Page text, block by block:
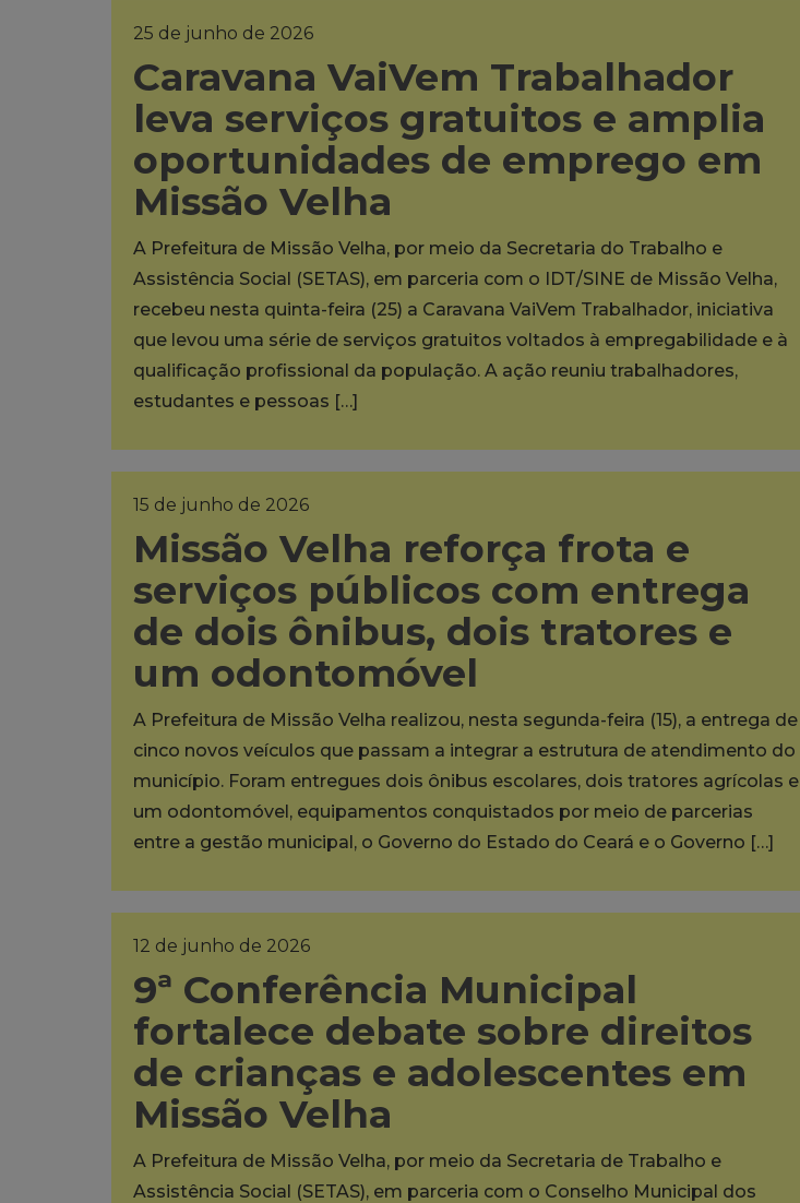
25 de junho de 2026
Caravana VaiVem Trabalhador
leva serviços gratuitos e amplia
oportunidades de emprego em
Missão Velha
A Prefeitura de Missão Velha, por meio da Secretaria do Trabalho e
Assistência Social (SETAS), em parceria com o IDT/SINE de Missão Velha,
recebeu nesta quinta-feira (25) a Caravana VaiVem Trabalhador, iniciativa
que levou uma série de serviços gratuitos voltados à empregabilidade e à
qualificação profissional da população. A ação reuniu trabalhadores,
estudantes e pessoas […]
15 de junho de 2026
Missão Velha reforça frota e
serviços públicos com entrega
de dois ônibus, dois tratores e
um odontomóvel
A Prefeitura de Missão Velha realizou, nesta segunda-feira (15), a entrega de
cinco novos veículos que passam a integrar a estrutura de atendimento do
município. Foram entregues dois ônibus escolares, dois tratores agrícolas e
um odontomóvel, equipamentos conquistados por meio de parcerias
entre a gestão municipal, o Governo do Estado do Ceará e o Governo […]
12 de junho de 2026
9ª Conferência Municipal
fortalece debate sobre direitos
de crianças e adolescentes em
Missão Velha
A Prefeitura de Missão Velha, por meio da Secretaria de Trabalho e
Assistência Social (SETAS), em parceria com o Conselho Municipal dos